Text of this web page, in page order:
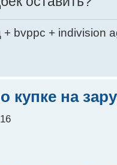
bvppc + indivision
купке на